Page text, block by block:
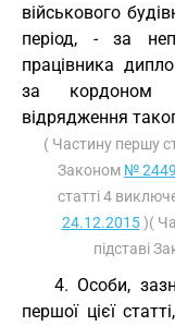
військового
період, - за
працівника
за кордоном
відрядження
( Частину першу
Законом №
статті 4
24.12.2015)(
підставі
4. Особи,
першої цієї